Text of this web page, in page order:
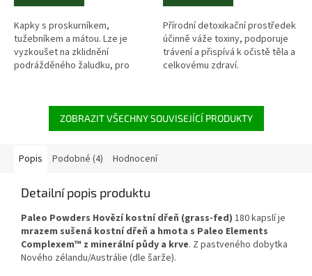
Kapky s proskurníkem,
tužebníkem a mátou. Lze je
vyzkoušet na zklidnění
podrážděného žaludku, pro
Přírodní detoxikační prostředek
účinně váže toxiny, podporuje
trávení a přispívá k očistě těla a
celkovému zdraví.
ZOBRAZIT VŠECHNY SOUVISEJÍCÍ PRODUKTY
Popis Podobné (4) Hodnocení
Detailní popis produktu
Paleo Powders Hovězí kostní dřeň (grass-fed) 180 kapslí je
mrazem sušená kostní dřeň a hmota s Paleo Elements
Complexem™ z minerální půdy a krve. Z pastveného dobytka
Nového zélandu/Austrálie (dle šarže).